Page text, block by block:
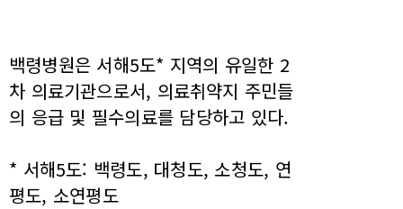
백령병원은 서해5도* 지역의 유일한 2
차 의료기관으로서, 의료취약지 주민들
의 응급 및 필수의료를 담당하고 있다.
* 서해5도: 백령도, 대청도, 소청도, 연
평도, 소연평도